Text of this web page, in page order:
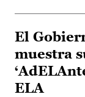
El
muestra
ELA